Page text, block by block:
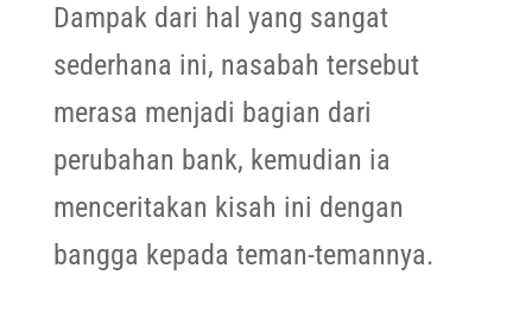
Dampak dari hal yang sangat
sederhana ini, nasabah tersebut
merasa menjadi bagian dari
perubahan bank, kemudian ia
menceritakan kisah ini dengan
bangga kepada teman-temannya.